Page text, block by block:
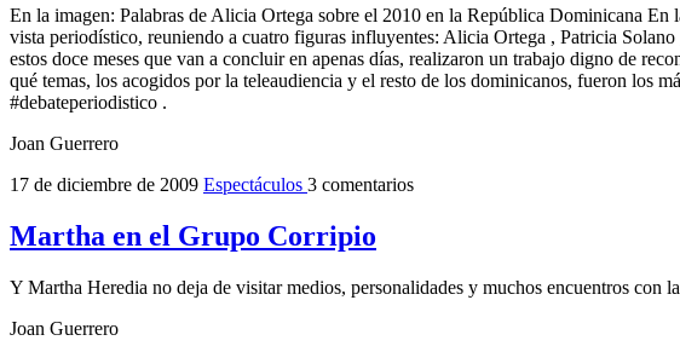
En la imagen: Palabras de Alicia Ortega sobre el 2010 en la República Dominicana
vista periodístico, reuniendo a cuatro figuras influyentes: Alicia Ortega , Patricia
estos doce meses que van a concluir en apenas días, realizaron un trabajo digno de
qué temas, los acogidos por la teleaudiencia y el resto de los dominicanos, fueron los
#debateperiodistico .
Joan Guerrero
17 de diciembre de 2009 Espectáculos 3 comentarios
Martha en el Grupo Corripio
Y Martha Heredia no deja de visitar medios, personalidades y muchos encuentros con
Joan Guerrero